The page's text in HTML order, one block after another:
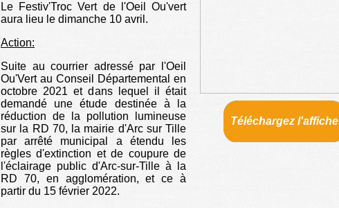
Le Festiv'Troc Vert de l'Oeil Ou'vert
aura lieu le dimanche 10 avril.
Action:
Suite au courrier adressé par l'Oeil
Ou'Vert au Conseil Départemental en
octobre 2021 et dans lequel il était
demandé une étude destinée à la
réduction de la pollution lumineuse
sur la RD 70, la mairie d'Arc sur Tille
par arrêté municipal a étendu les
règles d'extinction et de coupure de
l'éclairage public d'Arc-sur-Tille à la
RD 70, en agglomération, et ce à
partir du 15 février 2022.
Téléchargez l'affiche